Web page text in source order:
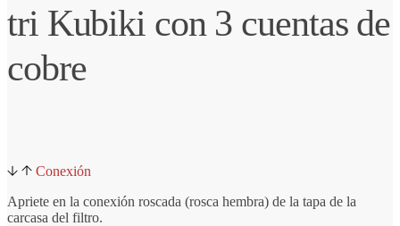
tri Kubiki con 3 cuentas de
cobre
Conexión
Apriete en la conexión roscada (rosca hembra) de la tapa de la
carcasa del filtro.